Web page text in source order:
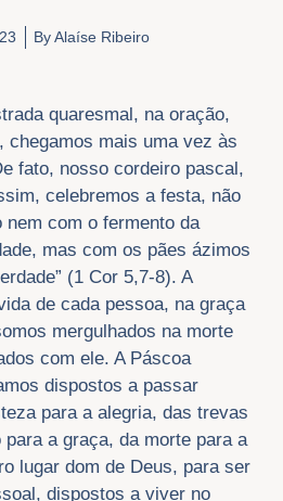
ByAlaíse Ribeiro
quaresmal, na oração,
chegamos mais uma vez às
fato, nosso cordeiro pascal,
celebremos a festa, não
com o fermento da
mas com os pães ázimos
(1 Cor 5,7-8). A
de cada pessoa, na graça
mergulhados na morte
com ele. A Páscoa
dispostos a passar
para a alegria, das trevas
a graça, da morte para a
lugar dom de Deus, para ser
dispostos a viver no